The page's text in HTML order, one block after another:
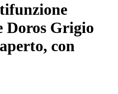
Doros Grigio
con